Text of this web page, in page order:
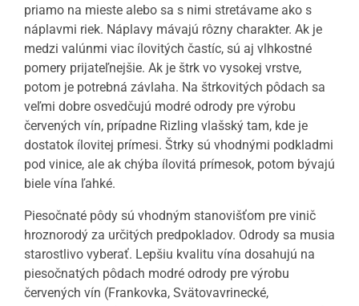
priamo na mieste alebo sa s nimi stretávame ako s
náplavmi riek. Náplavy mávajú rôzny charakter. Ak je
medzi valúnmi viac ílovitých častíc, sú aj vlhkostné
pomery prijateľnejšie. Ak je štrk vo vysokej vrstve,
potom je potrebná závlaha. Na štrkovitých pôdach sa
veľmi dobre osvedčujú modré odrody pre výrobu
červených vín, prípadne Rizling vlašský tam, kde je
dostatok ílovitej prímesi. Štrky sú vhodnými podkladmi
pod vinice, ale ak chýba ílovitá prímesok, potom bývajú
biele vína ľahké.
Piesočnaté pôdy sú vhodným stanovišťom pre vinič
hroznorodý za určitých predpokladov. Odrody sa musia
starostlivo vyberať. Lepšiu kvalitu vína dosahujú na
piesočnatých pôdach modré odrody pre výrobu
červených vín (Frankovka, Svätovavrinecké,